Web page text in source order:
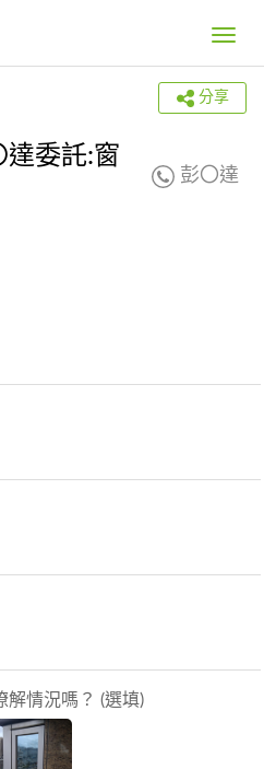
Toggle
分享
達委託:窗
彭〇達
解情況嗎？ (選填)